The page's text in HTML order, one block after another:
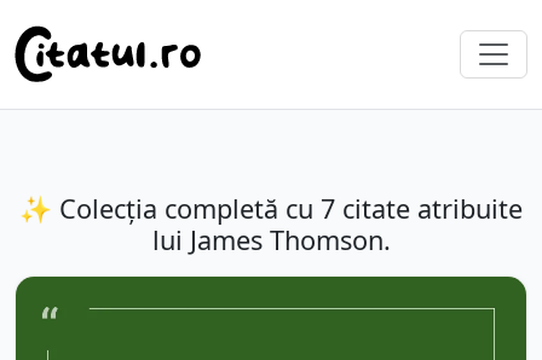
✨ Colecția completă cu 7 citate atribuite
lui James Thomson.